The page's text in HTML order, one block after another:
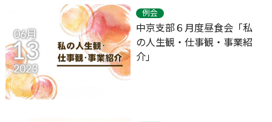
06月
13
2023
例会
中京支部６月度昼食会「私
の人生観・仕事観・事業紹
介」